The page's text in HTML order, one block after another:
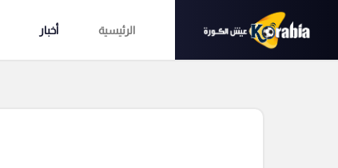
الرئيسية أخبار